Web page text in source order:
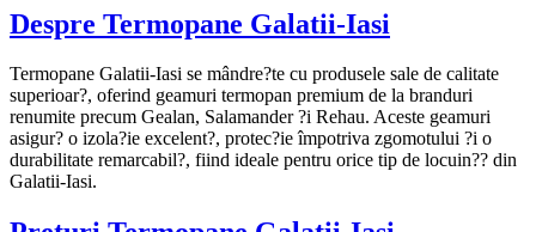
Despre Termopane Galatii-Iasi
Termopane Galatii-Iasi se mândre?te cu produsele sale de calitate
superioar?, oferind geamuri termopan premium de la branduri
renumite precum Gealan, Salamander ?i Rehau. Aceste geamuri
asigur? o izola?ie excelent?, protec?ie împotriva zgomotului ?i o
durabilitate remarcabil?, fiind ideale pentru orice tip de locuin?? din
Galatii-Iasi.